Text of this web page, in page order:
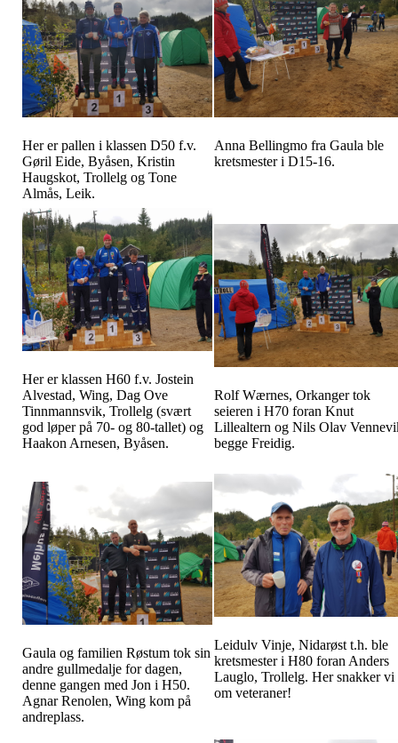
Her er pallen i klassen D50 f.v.
Gøril Eide, Byåsen, Kristin
Haugskot, Trollelg og Tone
Almås, Leik.
Anna Bellingmo fra Gaula ble
kretsmester i D15-16.
Her er klassen H60 f.v. Jostein
Alvestad, Wing, Dag Ove
Tinnmannsvik, Trollelg (svært
god løper på 70- og 80-tallet) og
Haakon Arnesen, Byåsen.
Rolf Wærnes, Orkanger tok
seieren i H70 foran Knut
Lillealtern og Nils Olav
begge Freidig.
Gaula og familien Røstum tok sin
andre gullmedalje for dagen,
denne gangen med Jon i H50.
Agnar Renolen, Wing kom på
andreplass.
Leidulv Vinje, Nidarøst t.h. ble
kretsmester i H80 foran Anders
Lauglo, Trollelg. Her snakker vi
om veteraner!